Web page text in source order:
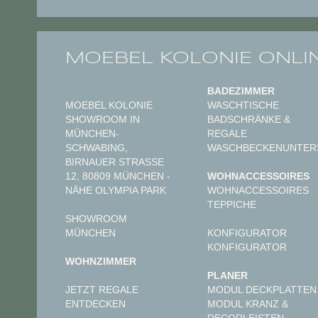
MOEBEL KOLONIE
MOEBEL KOLONIE
SHOWROOM IN
MÜNCHEN-
SCHWABING,
BIRNAUER STRASSE 1
2, 80809 MÜNCHEN - N
ÄHE OLYMPIA PARK
SHOWROOM
MÜNCHEN
WOHNZIMMER
JETZT REGALE
ENTDECKEN
BADEZIMMER
WASCHTISCHE
BADSCHRÄNKE &
REGALE
WOHNACCESSOIRES
WOHNACCESSOIRES
TEPPICHE
KONFIGURATOR
KONFIGURATOR
PLANER
MODUL DECKPLATTEN
MODUL KRANZ &